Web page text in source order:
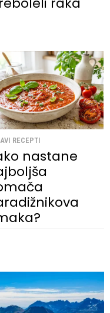
RECEPTI
nastane